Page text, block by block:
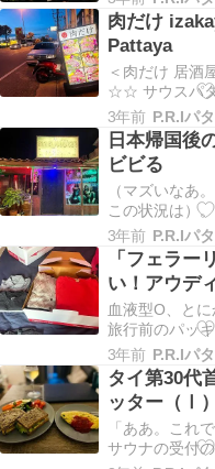
りで、リヴィ…
入った路地に
ルフレンチ食
トロ＞と呼ば
メインの西洋
てオープンエ
ュアルと表現
肉だけ
Pattaya
＜肉だけ 居酒
☆☆ サウスパ
辺りのスクム
ある日本式焼
店の前をよく
でいっぱいな
っていた。し
らかな＜なん
り、もちろん
3年前 P.R.Iパ
日本帰国後
ビビる
（マズいなあ
この状況は）
がいよいよ残
屋を貸す準備
なりのペース
やり残したこ
心に問い掛け
る。 もうかれ
国で生活して
3年前 P.R.Iパ
「フェラー
い！アウデ
語意訳）」
言い放った
血液型O、と
旅行前のパッ
いう私。 今回
貸に出すこと
要な荷物を少
郵便局でパッ
先週。残り一
ろ準備をせね
3年前 P.R.Iパ
タイ第30代
ッター（Ⅰ
「ああ。これ
サウナの受付